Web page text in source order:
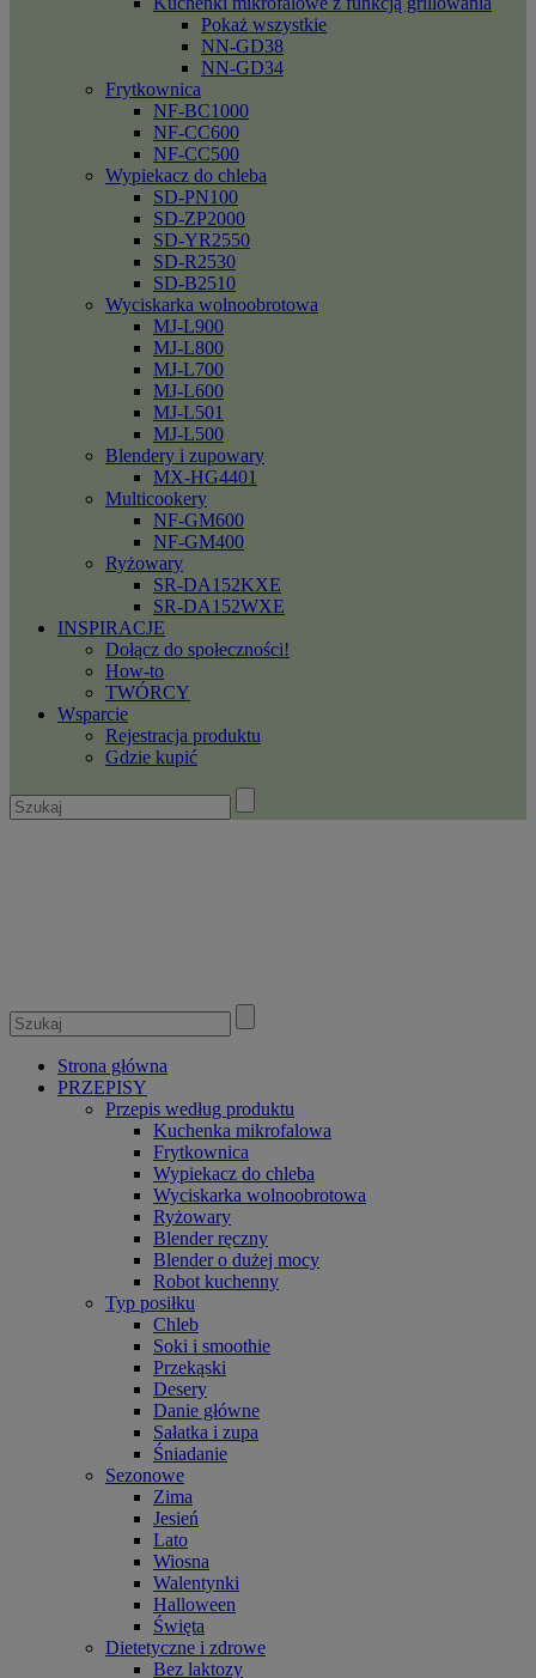
Pokaż wszystkie
NN-GD38
NN-GD34
Frytkownica
NF-BC1000
NF-CC600
NF-CC500
Wypiekacz do chleba
SD-PN100
SD-ZP2000
SD-YR2550
SD-R2530
SD-B2510
Wyciskarka wolnoobrotowa
MJ-L900
MJ-L800
MJ-L700
MJ-L600
MJ-L501
MJ-L500
Blendery i zupowary
MX-HG4401
Multicookery
NF-GM600
NF-GM400
Ryżowary
SR-DA152KXE
SR-DA152WXE
INSPIRACJE
Dołącz do społeczności!
How-to
TWÓRCY
Wsparcie
Rejestracja produktu
Gdzie kupić
Strona główna
PRZEPISY
Przepis według produktu
Kuchenka mikrofalowa
Frytkownica
Wypiekacz do chleba
Wyciskarka wolnoobrotowa
Ryżowary
Blender ręczny
Blender o dużej mocy
Robot kuchenny
Typ posiłku
Chleb
Soki i smoothie
Przekąski
Desery
Danie główne
Sałatka i zupa
Śniadanie
Sezonowe
Zima
Jesień
Lato
Wiosna
Walentynki
Halloween
Święta
Dietetyczne i zdrowe
Bez laktozy